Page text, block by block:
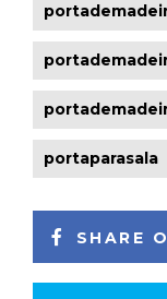
portaparasala
SHARE